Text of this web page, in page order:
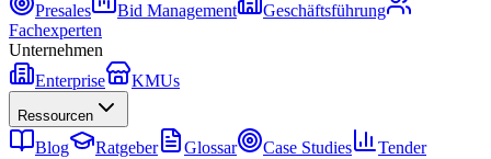
Presales
Bid Management
Geschäftsführung
Fachexperten
Unternehmen
Enterprise
KMUs
Ressourcen
Blog Ratgeber Glossar Case Studies
Tender